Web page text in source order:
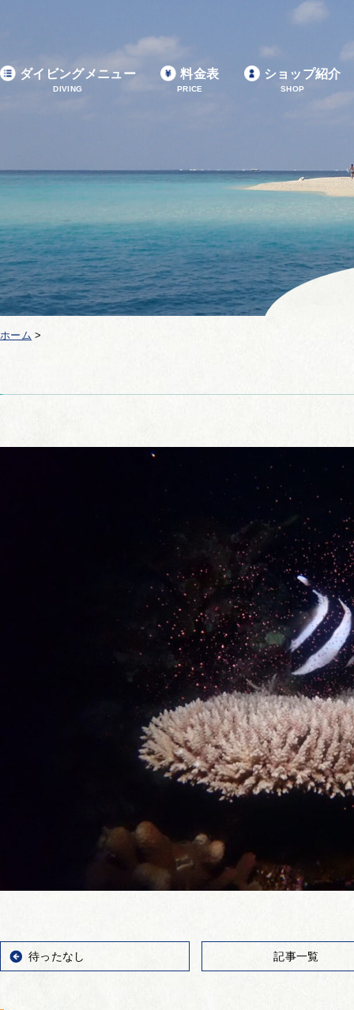
ダイビングメニュー
DIVING
料金表
PRICE
ショップ紹介
SHOP
ホーム >
待ったなし 記事一覧